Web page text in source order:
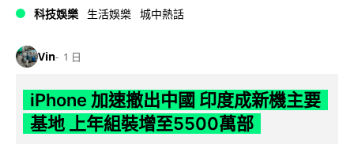
科技娛樂 生活娛樂 城中熱話
Vin 1 日
iPhone 加速撤出中國 印度成新機主要
基地 上年組裝增至5500萬部